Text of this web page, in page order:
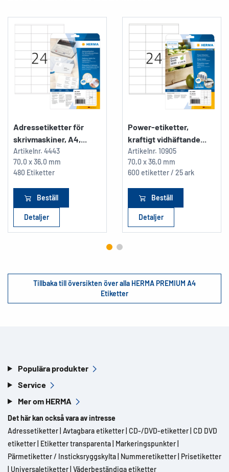
Adressetiketter för
skrivmaskiner, A4,...
Artikelnr. 4443
70,0 x 36,0 mm
480 Etiketter
Beställ
Detaljer
Power-etiketter,
kraftigt vidhäftande...
Artikelnr. 10905
70,0 x 36,0 mm
600 etiketter / 25 ark
Beställ
Detaljer
Tillbaka till översikten över alla HERMA PREMIUM A4
Etiketter
Populära produkter
Service
Mer om HERMA
Det här kan också vara av intresse
Adressetiketter Avtagbara etiketter CD-/DVD-etiketter CD DVD
etiketter Etiketter transparenta Markeringspunkter
Pärmetiketter / Insticksryggskylta Nummeretiketter Prisetiketter
Universaletiketter Väderbeständiga etiketter